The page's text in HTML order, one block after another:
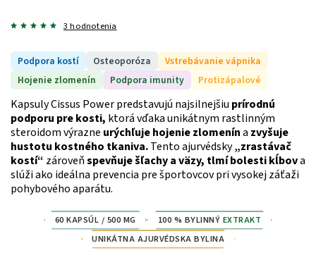
3 hodnotenia
Podpora kostí Osteoporóza
Vstrebávanie vápnika
Hojenie zlomenín
Podpora imunity Protizápalové
Kapsuly Cissus Power predstavujú najsilnejšiu prírodnú
podporu pre kosti, ktorá vďaka unikátnym rastlinným
steroidom výrazne urýchľujehojenie zlomenína zvyšuje
hustotu kostného tkaniva.Tento ajurvédsky„zrastávač
kostí“ zároveňspevňuje šľachy a väzy, tlmíbolesti kĺbova
slúži ako ideálna prevencia pre športovcov pri vysokej záťaži
pohybového aparátu.
60 KAPSÚL / 500 MG 100 % BYLINNÝ EXTRAKT
UNIKÁTNA AJURVÉDSKA BYLINA